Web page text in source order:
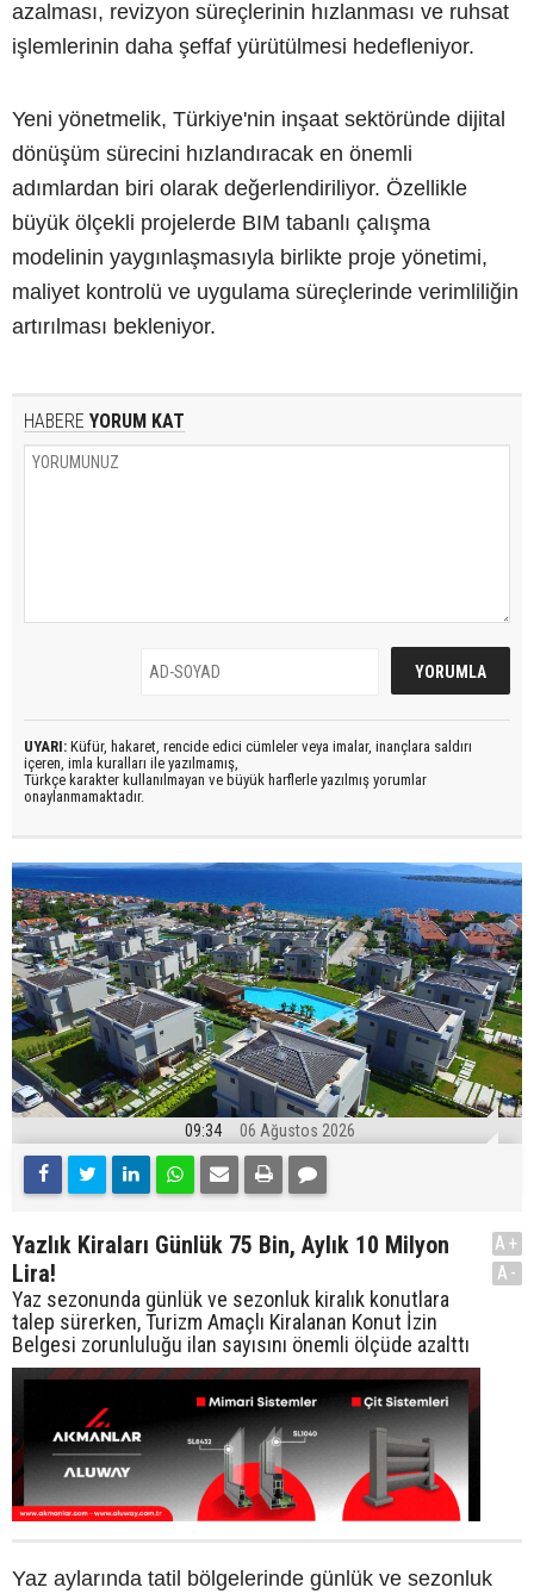
azalması, revizyon süreçlerinin hızlanması ve ruhsat
işlemlerinin daha şeffaf yürütülmesi hedefleniyor.
Yeni yönetmelik, Türkiye'nin inşaat sektöründe dijital
dönüşüm sürecini hızlandıracak en önemli
adımlardan biri olarak değerlendiriliyor. Özellikle
büyük ölçekli projelerde BIM tabanlı çalışma
modelinin yaygınlaşmasıyla birlikte proje yönetimi,
maliyet kontrolü ve uygulama süreçlerinde verimliliğin
artırılması bekleniyor.
HABERE YORUM KAT
UYARI: Küfür, hakaret, rencide edici cümleler veya imalar, inançlara saldırı
içeren, imla kuralları ile yazılmamış,
Türkçe karakter kullanılmayan ve büyük harflerle yazılmış yorumlar
onaylanmamaktadır.
09:34 06 Ağustos 2026
Yazlık Kiraları Günlük 75 Bin, Aylık 10 Milyon
Lira!
Yaz sezonunda günlük ve sezonluk kiralık konutlara
talep sürerken, Turizm Amaçlı Kiralanan Konut İzin
Belgesi zorunluluğu ilan sayısını önemli ölçüde azalttı
A+
A-
Yaz aylarında tatil bölgelerinde günlük ve sezonluk